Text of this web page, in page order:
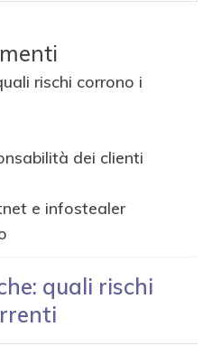
rischi corrono i
dei clienti
e infostealer
quali rischi